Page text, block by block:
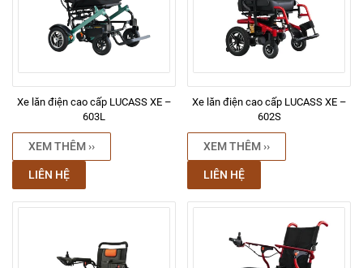
Xe lăn điện cao cấp LUCASS XE –
603L
XEM THÊM ››
LIÊN HỆ
Xe lăn điện cao cấp LUCASS XE –
602S
XEM THÊM ››
LIÊN HỆ